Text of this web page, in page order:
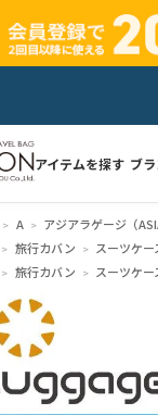
アイテムを探す ブ
A アジアラゲージ（
旅行カバン スーツケー
旅行カバン スーツケー